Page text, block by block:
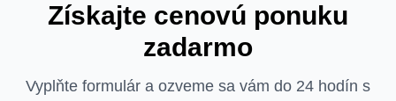
Získajte cenovú ponuku
zadarmo
Vyplňte formulár a ozveme sa vám do 24 hodín s